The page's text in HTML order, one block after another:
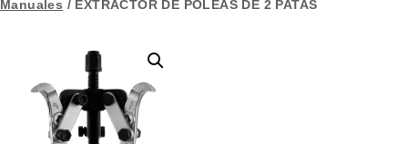
Manuales / EXTRACTOR DE POLEAS DE 2 PATAS